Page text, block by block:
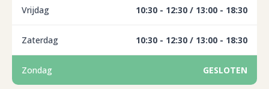
Vrijdag 10:30 - 12:30 / 13:00 - 18:30
Zaterdag 10:30 - 12:30 / 13:00 - 18:30
Zondag GESLOTEN